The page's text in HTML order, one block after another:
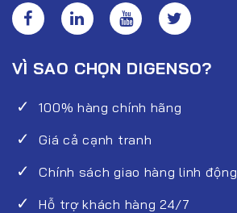
VÌ SAO CHỌN DIGENSO?
100% hàng chính hãng
Giá cả cạnh tranh
Chính sách giao hàng linh động
Hỗ trợ khách hàng 24/7